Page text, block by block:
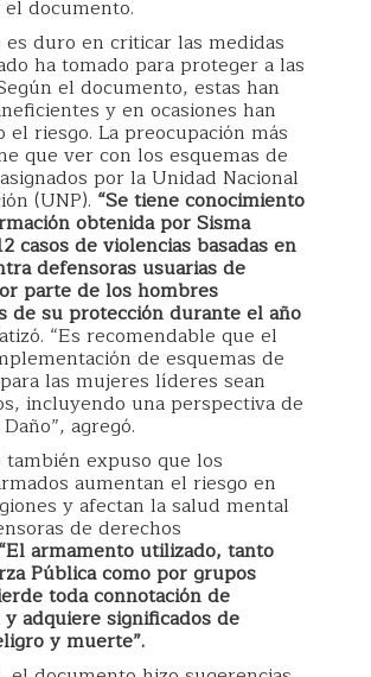
documento.
duro en criticar las medidas
ha tomado para proteger a las
el documento, estas han
y en ocasiones han
el riesgo. La preocupación más
que ver con los esquemas de
por la Unidad Nacional
(UNP). “Se tiene conocimiento
obtenida por Sisma
casos de violencias basadas en
defensoras usuarias de
parte de los hombres
de su protección durante el año
“Es recomendable que el
de esquemas de
las mujeres líderes sean
incluyendo una perspectiva de
agregó.
expuso que los
aumentan el riesgo en
y afectan la salud mental
de derechos
“El armamento utilizado, tanto
Pública como por grupos
toda connotación de
adquiere significados de
y muerte”.